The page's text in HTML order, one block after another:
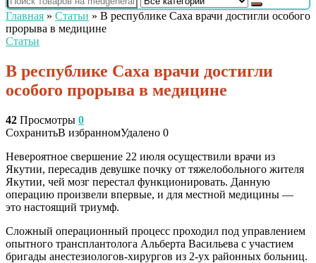
Главная » Статьи » В республике Саха врачи достигли особого
прорыва в медицине
Статьи
В республике Саха врачи достигли
особого прорыва в медицине
42 Просмотры 0
СохранитьВ избранномУдалено 0
Невероятное свершение 22 июля осуществили врачи из
Якутии, пересадив девушке почку от тяжелобольного жителя
Якутии, чей мозг перестал функционировать. Данную
операцию произвели впервые, и для местной медицины —
это настоящий триумф.
Сложный операционный процесс проходил под управлением
опытного трансплантолога Альберта Васильева с участием
бригады анестезиологов-хирургов из 2-ух районных больниц.